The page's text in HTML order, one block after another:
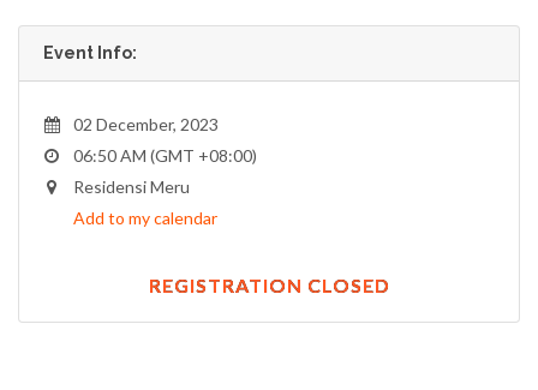
Event Info:
02 December, 2023
06:50 AM (GMT +08:00)
Residensi Meru
Add to my calendar
REGISTRATION CLOSED